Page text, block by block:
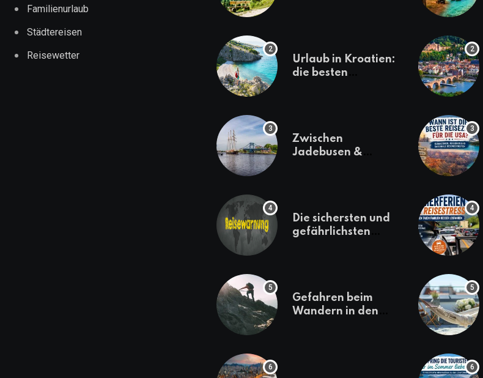
Familienurlaub
Städtereisen
Reisewetter
Urlaub in Kroatien:
die besten
Zwischen
Jadebusen &
Die sichersten und
gefährlichsten
Gefahren beim
Wandern in den